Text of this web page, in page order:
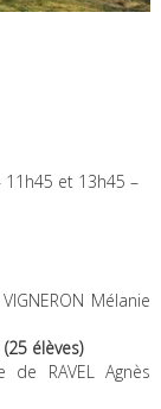
et 13h45 –
Mélanie
élèves)
RAVEL Agnès